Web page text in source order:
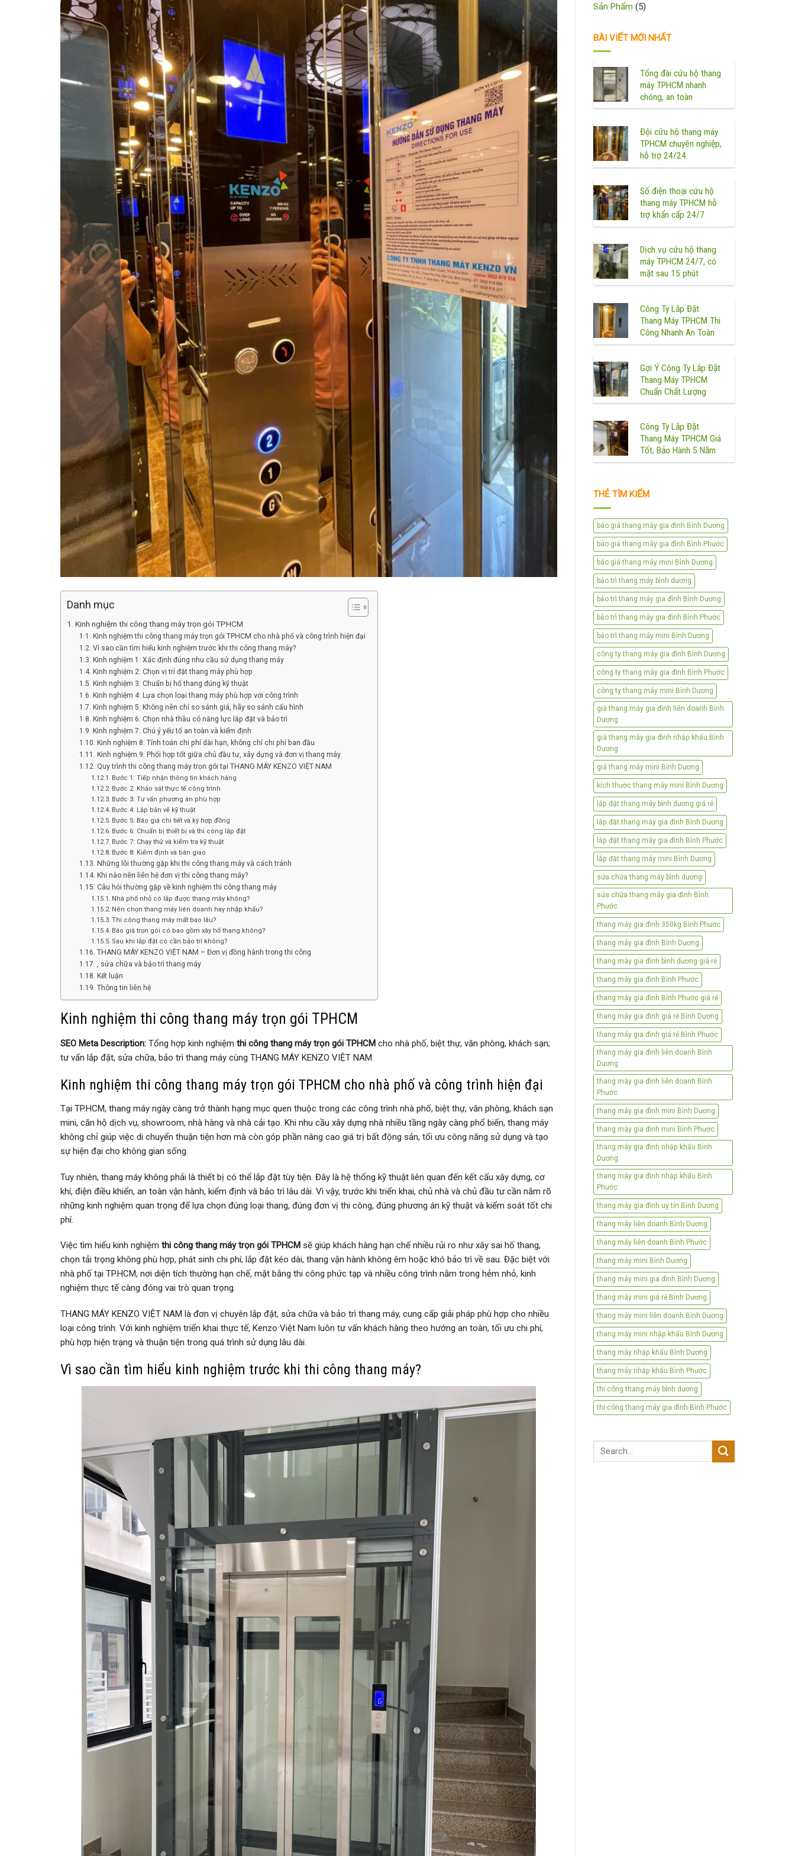
Danh mục
Kinh nghiệm thi công thang máy trọn gói TPHCM
Kinh nghiệm thi công thang máy trọn gói TPHCM cho nhà phố và công trình hiện đại
Vì sao cần tìm hiểu kinh nghiệm trước khi thi công thang máy?
Kinh nghiệm 1: Xác định đúng nhu cầu sử dụng thang máy
Kinh nghiệm 2: Chọn vị trí đặt thang máy phù hợp
Kinh nghiệm 3: Chuẩn bị hố thang đúng kỹ thuật
Kinh nghiệm 4: Lựa chọn loại thang máy phù hợp với công trình
Kinh nghiệm 5: Không nên chỉ so sánh giá, hãy so sánh cấu hình
Kinh nghiệm 6: Chọn nhà thầu có năng lực lắp đặt và bảo trì
Kinh nghiệm 7: Chú ý yếu tố an toàn và kiểm định
Kinh nghiệm 8: Tính toán chi phí dài hạn, không chỉ chi phí ban đầu
Kinh nghiệm 9: Phối hợp tốt giữa chủ đầu tư, xây dựng và đơn vị thang máy
Quy trình thi công thang máy trọn gói tại THANG MÁY KENZO VIỆT NAM
Bước 1: Tiếp nhận thông tin khách hàng
Bước 2: Khảo sát thực tế công trình
Bước 3: Tư vấn phương án phù hợp
Bước 4: Lập bản vẽ kỹ thuật
Bước 5: Báo giá chi tiết và ký hợp đồng
Bước 6: Chuẩn bị thiết bị và thi công lắp đặt
Bước 7: Chạy thử và kiểm tra kỹ thuật
Bước 8: Kiểm định và bàn giao
Những lỗi thường gặp khi thi công thang máy và cách tránh
Khi nào nên liên hệ đơn vị thi công thang máy?
Câu hỏi thường gặp về kinh nghiệm thi công thang máy
Nhà phố nhỏ có lắp được thang máy không?
Nên chọn thang máy liên doanh hay nhập khẩu?
Thi công thang máy mất bao lâu?
Báo giá trọn gói có bao gồm xây hố thang không?
Sau khi lắp đặt có cần bảo trì không?
THANG MÁY KENZO VIỆT NAM – Đơn vị đồng hành trong thi công
, sửa chữa và bảo trì thang máy
Kết luận
Thông tin liên hệ
Kinh nghiệm thi công thang máy trọn gói TPHCM
SEO Meta Description: Tổng hợp kinh nghiệm thi công thang máy trọn gói TPHCM cho nhà phố, biệt thự, văn phòng, khách sạn;
tư vấn lắp đặt, sửa chữa, bảo trì thang máy cùng THANG MÁY KENZO VIỆT NAM.
Kinh nghiệm thi công thang máy trọn gói TPHCM cho nhà phố và công trình hiện đại
Tại TP.HCM, thang máy ngày càng trở thành hạng mục quen thuộc trong các công trình nhà phố, biệt thự, văn phòng, khách sạn
mini, căn hộ dịch vụ, showroom, nhà hàng và nhà cải tạo. Khi nhu cầu xây dựng nhà nhiều tầng ngày càng phổ biến, thang máy
không chỉ giúp việc di chuyển thuận tiện hơn mà còn góp phần nâng cao giá trị bất động sản, tối ưu công năng sử dụng và tạo
sự hiện đại cho không gian sống.
Tuy nhiên, thang máy không phải là thiết bị có thể lắp đặt tùy tiện. Đây là hệ thống kỹ thuật liên quan đến kết cấu xây dựng, cơ
khí, điện điều khiển, an toàn vận hành, kiểm định và bảo trì lâu dài. Vì vậy, trước khi triển khai, chủ nhà và chủ đầu tư cần nắm rõ
những kinh nghiệm quan trọng để lựa chọn đúng loại thang, đúng đơn vị thi công, đúng phương án kỹ thuật và kiểm soát tốt chi
phí.
Việc tìm hiểu kinh nghiệm thi công thang máy trọn gói TPHCM sẽ giúp khách hàng hạn chế nhiều rủi ro như xây sai hố thang,
chọn tải trọng không phù hợp, phát sinh chi phí, lắp đặt kéo dài, thang vận hành không êm hoặc khó bảo trì về sau. Đặc biệt với
nhà phố tại TP.HCM, nơi diện tích thường hạn chế, mặt bằng thi công phức tạp và nhiều công trình nằm trong hẻm nhỏ, kinh
nghiệm thực tế càng đóng vai trò quan trọng.
THANG MÁY KENZO VIỆT NAM là đơn vị chuyên lắp đặt, sửa chữa và bảo trì thang máy, cung cấp giải pháp phù hợp cho nhiều
loại công trình. Với kinh nghiệm triển khai thực tế, Kenzo Việt Nam luôn tư vấn khách hàng theo hướng an toàn, tối ưu chi phí,
phù hợp hiện trạng và thuận tiện trong quá trình sử dụng lâu dài.
Vì sao cần tìm hiểu kinh nghiệm trước khi thi công thang máy?
Sản Phẩm (5)
BÀI VIẾT MỚI NHẤT
Tổng đài cứu hộ thang
máy TPHCM nhanh
chóng, an toàn
Đội cứu hộ thang máy
TPHCM chuyên nghiệp,
hỗ trợ 24/24
Số điện thoại cứu hộ
thang máy TPHCM hỗ
trợ khẩn cấp 24/7
Dịch vụ cứu hộ thang
máy TPHCM 24/7, có
mặt sau 15 phút
Công Ty Lắp Đặt
Thang Máy TPHCM Thi
Công Nhanh An Toàn
Gợi Ý Công Ty Lắp Đặt
Thang Máy TPHCM
Chuẩn Chất Lượng
Công Ty Lắp Đặt
Thang Máy TPHCM Giá
Tốt, Bảo Hành 5 Năm
THẺ TÌM KIẾM
báo giá thang máy gia đình Bình Dương
báo giá thang máy gia đình Bình Phước
báo giá thang máy mini Bình Dương
bảo trì thang máy bình dương
bảo trì thang máy gia đình Bình Dương
bảo trì thang máy gia đình Bình Phước
bảo trì thang máy mini Bình Dương
công ty thang máy gia đình Bình Dương
công ty thang máy gia đình Bình Phước
công ty thang máy mini Bình Dương
giá thang máy gia đình liên doanh Bình
Dương
giá thang máy gia đình nhập khẩu Bình
Dương
giá thang máy mini Bình Dương
kích thước thang máy mini Bình Dương
lắp đặt thang máy bình dương giá rẻ
lắp đặt thang máy gia đình Bình Dương
lắp đặt thang máy gia đình Bình Phước
lắp đặt thang máy mini Bình Dương
sửa chữa thang máy bình dương
sửa chữa thang máy gia đình Bình
Phước
thang máy gia đình 350kg Bình Phước
thang máy gia đình Bình Dương
thang máy gia đình bình dương giá rẻ
thang máy gia đình Bình Phước
thang máy gia đình Bình Phước giá rẻ
thang máy gia đình giá rẻ Bình Dương
thang máy gia đình giá rẻ Bình Phước
thang máy gia đình liên doanh Bình
Dương
thang máy gia đình liên doanh Bình
Phước
thang máy gia đình mini Bình Dương
thang máy gia đình mini Bình Phước
thang máy gia đình nhập khẩu Bình
Dương
thang máy gia đình nhập khẩu Bình
Phước
thang máy gia đình uy tín Bình Dương
thang máy liên doanh Bình Dương
thang máy liên doanh Bình Phước
thang máy mini Bình Dương
thang máy mini gia đình Bình Dương
thang máy mini giá rẻ Bình Dương
thang máy mini liên doanh Bình Dương
thang máy mini nhập khẩu Bình Dương
thang máy nhập khẩu Bình Dương
thang máy nhập khẩu Bình Phước
thi công thang máy bình dương
thi công thang máy gia đình Bình Phước
Search